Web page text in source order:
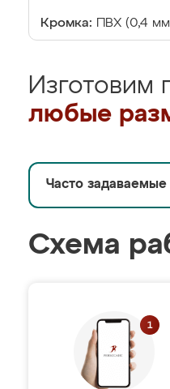
Кромка: ПВХ (0,4
Изготовим
любые
Часто
Схема